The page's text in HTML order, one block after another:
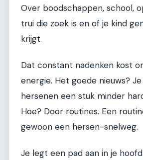
Over boodschappen, school,
trui die zoek is en of je kind
krijgt.
Dat constant nadenken kost
energie. Het goede nieuws?
hersenen een stuk minder
Hoe? Door routines. Een
gewoon een hersen-snelweg.
Je legt een pad aan in je